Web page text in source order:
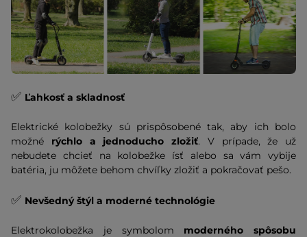
✅ Ľahkosť a skladnosť
Elektrické kolobežky sú prispôsobené tak, aby ich bolo
možné rýchlo a jednoducho zložiť. V prípade, že už
nebudete chcieť na kolobežke ísť alebo sa vám vybije
batéria, ju môžete behom chvíľky zložiť a pokračovať pešo.
✅ Nevšedný štýl a moderné technológie
Elektrokolobežka je symbolom moderného spôsobu